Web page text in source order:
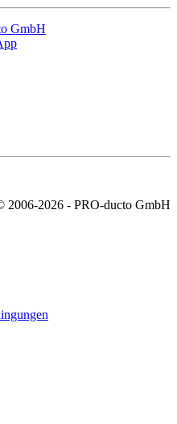
2006-2026 - PRO-ducto GmbH